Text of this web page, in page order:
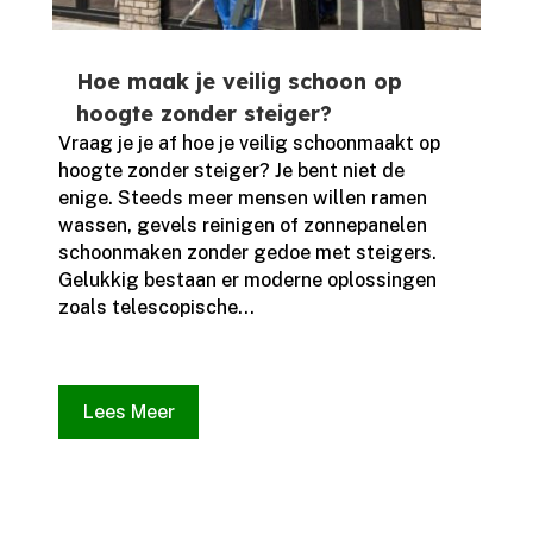
Hoe maak je veilig schoon op
hoogte zonder steiger?
Vraag je je af hoe je veilig schoonmaakt op
hoogte zonder steiger? Je bent niet de
enige.​ Steeds meer mensen willen ramen
wassen, gevels reinigen of zonnepanelen
schoonmaken zonder gedoe met steigers.​
Gelukkig bestaan er moderne oplossingen
zoals telescopische...
Lees Meer